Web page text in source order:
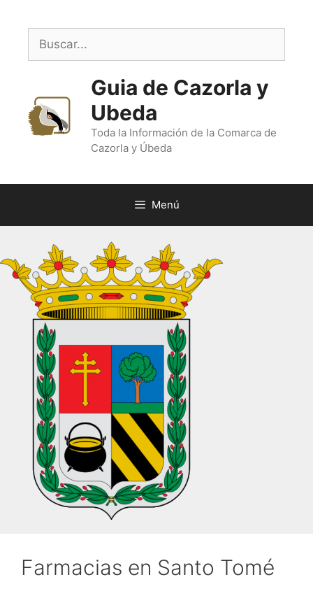
contenido
Buscar:
Guia de Cazorla y
Ubeda
Toda la Información de la Comarca de
Cazorla y Úbeda
Menú
Farmacias en Santo Tomé